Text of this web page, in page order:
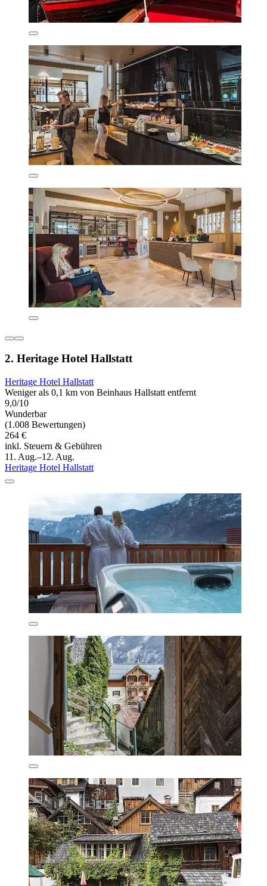
2. Heritage Hotel Hallstatt
Heritage Hotel Hallstatt
Weniger als 0,1 km von Beinhaus Hallstatt entfernt
9,0/10
Wunderbar
(1.008 Bewertungen)
264 €
inkl. Steuern & Gebühren
11. Aug.–12. Aug.
Heritage Hotel Hallstatt